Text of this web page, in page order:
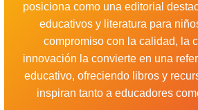
posiciona como una editorial
educativos y literatura para
compromiso con la calidad, la
innovación la convierte en una
educativo, ofreciendo libros y
inspiran tanto a educadores